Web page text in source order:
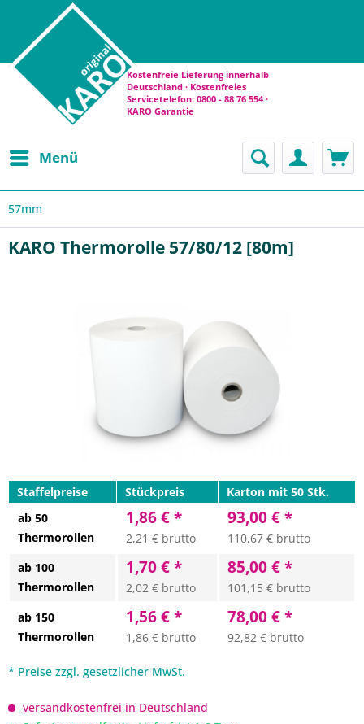
Kostenfreie Lieferung innerhalb
Deutschland · Kostenfreies
Servicetelefon: 0800 - 88 76 554 ·
KARO Garantie
Menü
57mm
KARO Thermorolle 57/80/12 [80m]
Staffelpreise Stückpreis
Karton mit 50 Stk.
ab 50
Thermorollen
1,86 € *
2,21 € brutto
93,00 € *
110,67 € brutto
ab 100
Thermorollen
1,70 € *
2,02 € brutto
85,00 € *
101,15 € brutto
ab 150
Thermorollen
1,56 € *
1,86 € brutto
78,00 € *
92,82 € brutto
* Preise zzgl. gesetzlicher MwSt.
versandkostenfrei in Deutschland